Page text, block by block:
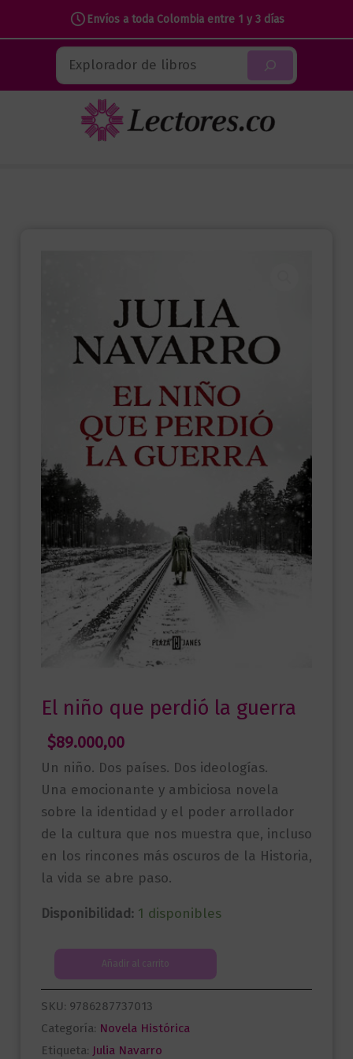
Envíos a toda Colombia entre 1 y 3 días
contenido
Buscar
El niño que perdió la guerra
$89.000,00
Un niño. Dos países. Dos ideologías.
Una emocionante y ambiciosa novela
sobre la identidad y el poder arrollador
de la cultura que nos muestra que, incluso
en los rincones más oscuros de la Historia,
la vida se abre paso.
Disponibilidad: 1 disponibles
niño
que
perdió
la
Añadir al carrito
SKU: 9786287737013
Categoría: Novela Histórica
Etiqueta: Julia Navarro